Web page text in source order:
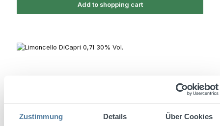
Zustimmung Details Über Cookies
Add to shopping cart